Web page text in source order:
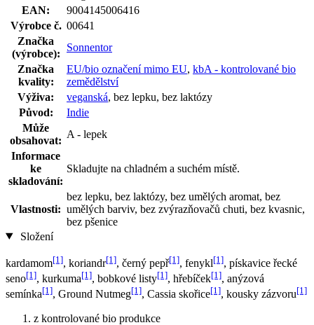
EAN:
9004145006416
Výrobce č. 00641
Značka
(výrobce):
Sonnentor
Značka
kvality:
EU/bio označení mimo EU, kbA - kontrolované bio
zemědělství
Výživa:
veganská, bez lepku, bez laktózy
Původ:
Indie
Může
obsahovat:
A - lepek
Informace
ke
skladování:
Skladujte na chladném a suchém místě.
Vlastnosti:
bez lepku, bez laktózy, bez umělých aromat, bez
umělých barviv, bez zvýrazňovačů chuti, bez kvasnic,
bez pšenice
Složení
kardamom[1], koriandr[1], černý pepř[1], fenykl[1], pískavice řecké
seno[1], kurkuma[1], bobkové listy[1], hřebíček[1], anýzová
semínka[1], Ground Nutmeg[1], Cassia skořice[1], kousky zázvoru[1]
z kontrolované bio produkce